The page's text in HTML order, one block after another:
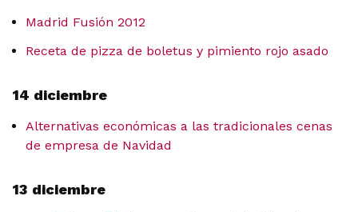
Madrid Fusión 2012
Receta de pizza de boletus y pimiento rojo asado
14 diciembre
Alternativas económicas a las tradicionales cenas
de empresa de Navidad
13 diciembre